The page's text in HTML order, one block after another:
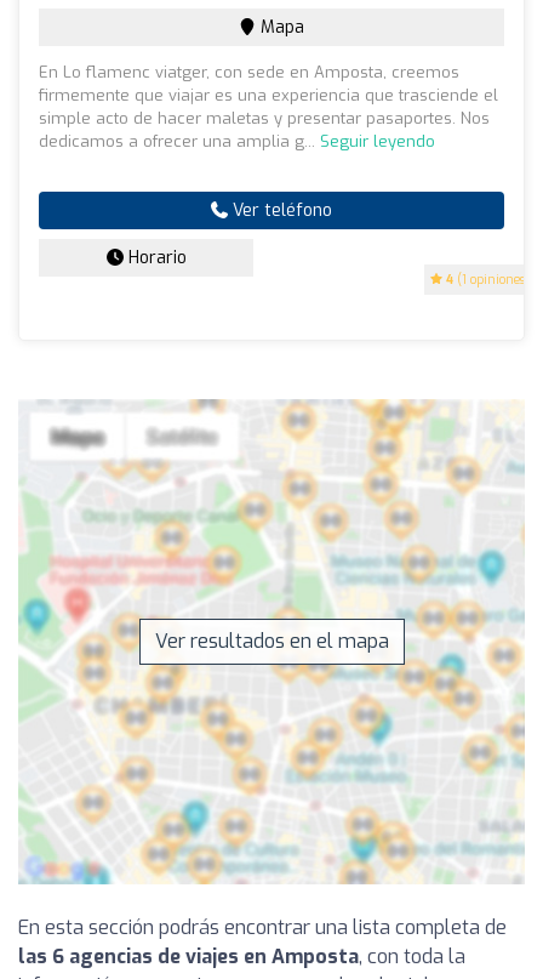
4 (1 opiniones)
Mapa
En Lo flamenc viatger, con sede en Amposta, creemos
firmemente que viajar es una experiencia que trasciende el
simple acto de hacer maletas y presentar pasaportes. Nos
dedicamos a ofrecer una amplia g... Seguir leyendo
Ver teléfono
Horario
Ver resultados en el mapa
En esta sección podrás encontrar una lista completa de
las 6 agencias de viajes en Amposta, con toda la